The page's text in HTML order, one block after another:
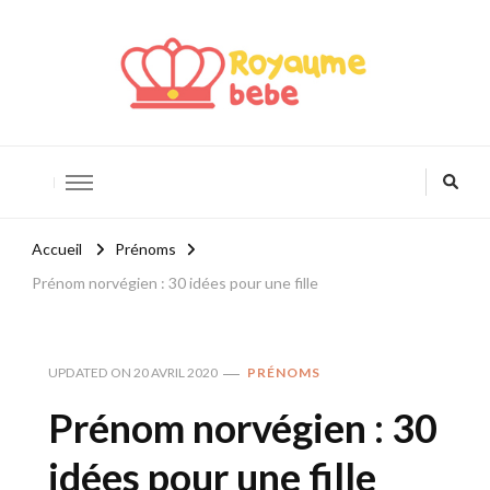
Accueil
Prénoms
Prénom norvégien : 30 idées pour une fille
UPDATED ON 20 AVRIL 2020 PRÉNOMS
Prénom norvégien : 30
idées pour une fille